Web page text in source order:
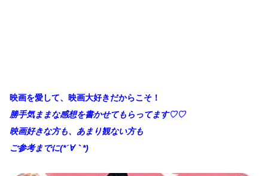
映画を愛して、映画大好きだからこそ！
勝手気ままな感想を書かせてもらってます♡♡
映画好きな方も、あまり観ない方も
ご参考までに(*´∀｀*)